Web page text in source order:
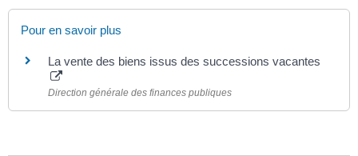
Pour en savoir plus
La vente des biens issus des successions vacantes
Direction générale des finances publiques